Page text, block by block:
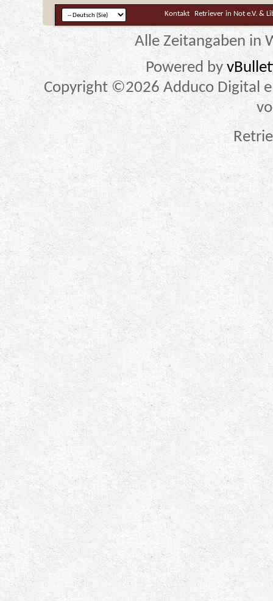
Kontakt Retriever in Not e.V. &
Alle Zeitangaben in
Powered by
Copyright ©2026 Adduco Digital